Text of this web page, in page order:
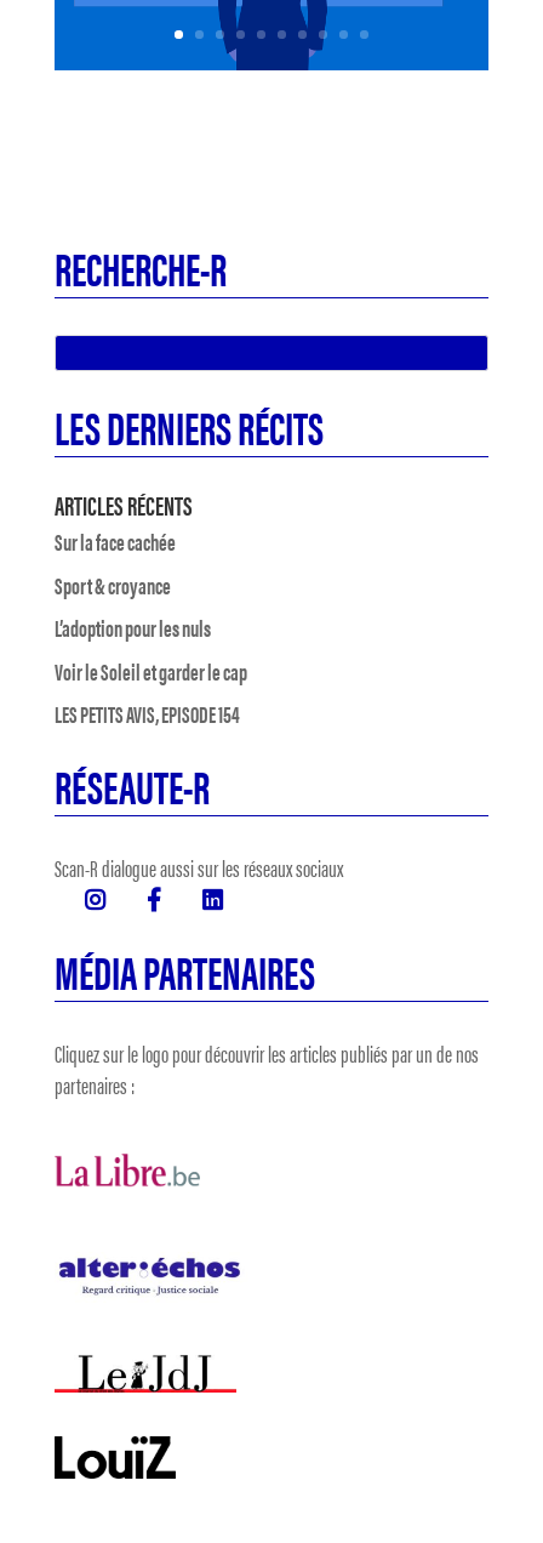
RECHERCHE-R
LES DERNIERS RÉCITS
ARTICLES RÉCENTS
Sur la face cachée
Sport & croyance
L’adoption pour les nuls
Voir le Soleil et garder le cap
LES PETITS AVIS, EPISODE 154
RÉSEAUTE-R
Scan-R dialogue aussi sur les réseaux sociaux
MÉDIA PARTENAIRES
Cliquez sur le logo pour découvrir les articles publiés par un de nos
partenaires :